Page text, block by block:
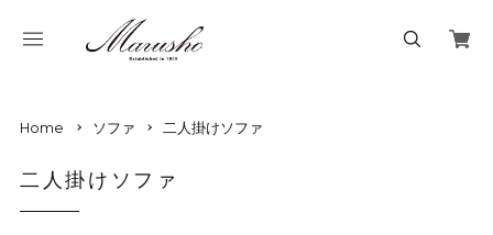
Home ソファ 二人掛けソファ
二人掛けソファ